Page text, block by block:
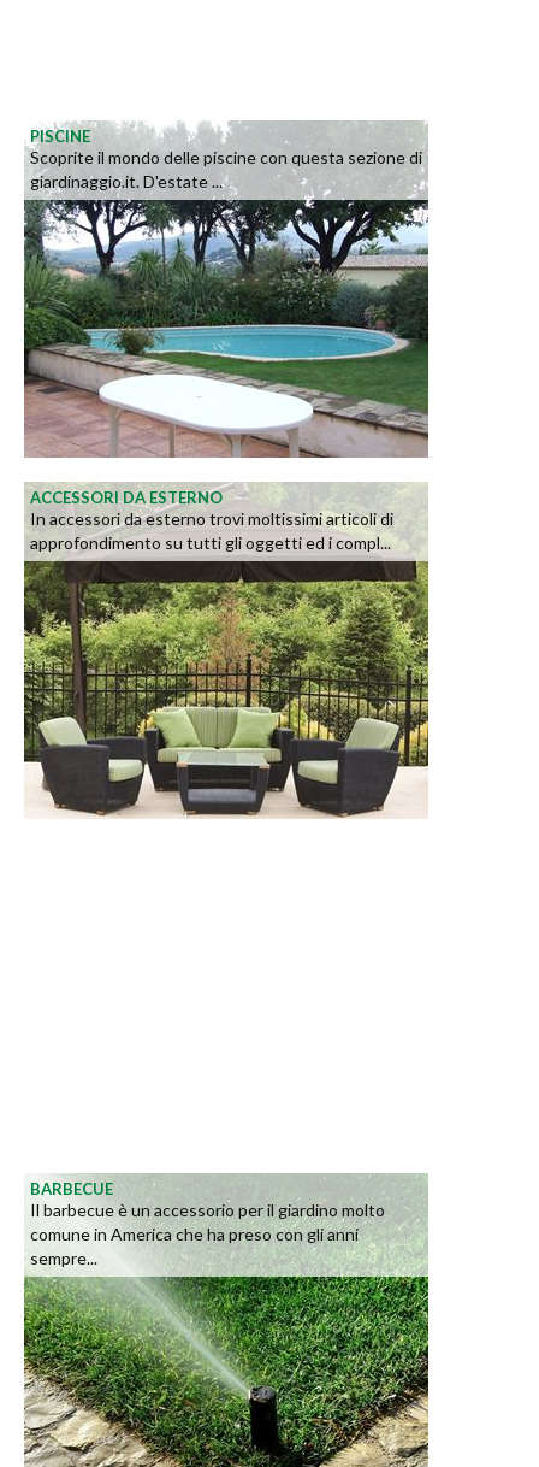
PISCINE
Scoprite il mondo delle piscine con questa sezione di
giardinaggio.it. D'estate ...
ACCESSORI DA ESTERNO
In accessori da esterno trovi moltissimi articoli di
approfondimento su tutti gli oggetti ed i compl...
BARBECUE
Il barbecue è un accessorio per il giardino molto
comune in America che ha preso con gli anni
sempre...